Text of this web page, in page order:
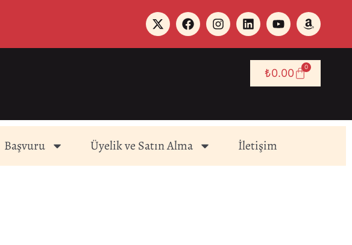
₺0.00 0
Başvuru Üyelik ve Satın Alma İletişim